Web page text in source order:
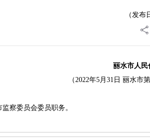
（发布
丽水市人
（2022年5月31日 丽水
察委员会委员职务。